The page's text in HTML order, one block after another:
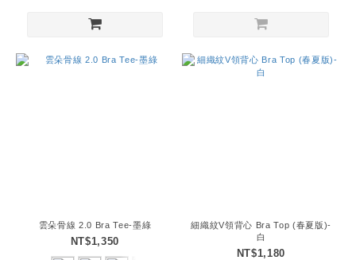
雲朵骨線 2.0 Bra Tee-墨綠
NT$1,350
細織紋V領背心 Bra Top (春夏版)-
白
NT$1,180